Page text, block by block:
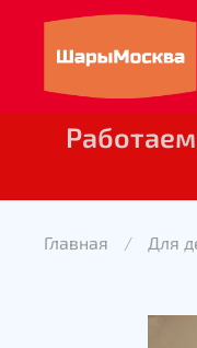
Главная Для